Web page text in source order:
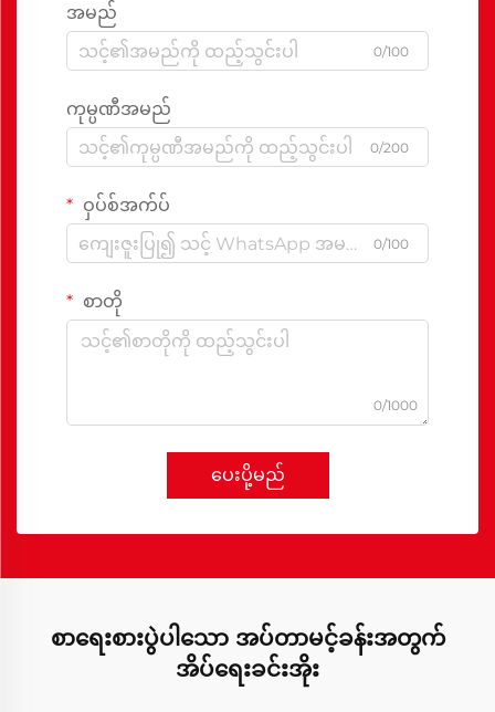
အမည်
0/100
ကုမ္ပဏီအမည်
0/200
ဝှပ်စ်အက်ပ်
0/100
စာတို
0/1000
ပေးပို့မည်
စာရေးစားပွဲပါသော အပ်တာမင့်ခန်းအတွက်
အိပ်ရေးခင်းအိုး